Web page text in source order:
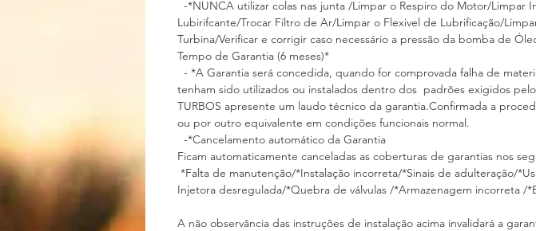
-*NUNCA utilizar colas nas junta /Limpar o Respiro do Motor/
Lubirifcante/Trocar Filtro de Ar/Limpar o Flexivel de Lubrificação/
Turbina/Verificar e corrigir caso necessário a pressão da bomba de
Tempo de Garantia (6 meses)*
- *A Garantia será concedida, quando for comprovada falha de
tenham sido utilizados ou instalados dentro dos padrões exigidos
TURBOS apresente um laudo técnico da garantia.Confirmada a
ou por outro equivalente em condições funcionais normal.
-*Cancelamento automático da Garantia
Ficam automaticamente canceladas as coberturas de garantias nos
*Falta de manutenção/*Instalação incorreta/*Sinais de
Injetora desregulada/*Quebra de válvulas /*Armazenagem incorreta /
A não observância das instruções de instalação acima invalidará a